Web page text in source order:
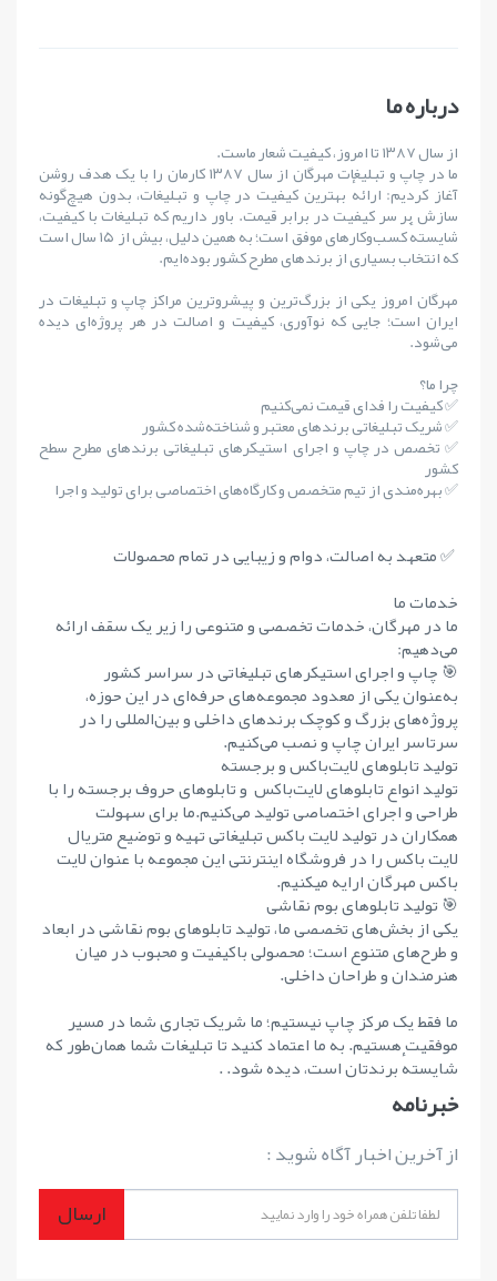
درباره ما
از سال ۱۳۸۷ تا امروز، کیفیت شعار ماست.
ما در چاپ و تبلیغات مهرگان از سال ۱۳۸۷ کارمان را با یک هدف روشن
آغاز کردیم: ارائهٔ بهترین کیفیت در چاپ و تبلیغات، بدون هیچ‌گونه
سازش بر سر کیفیت در برابر قیمت. باور داریم که تبلیغات با کیفیت،
شایستهٔ کسب‌وکارهای موفق است؛ به همین دلیل، بیش از ۱۵ سال است
که انتخاب بسیاری از برندهای مطرح کشور بوده‌ایم.
مهرگان امروز یکی از بزرگ‌ترین و پیشروترین مراکز چاپ و تبلیغات در
ایران است؛ جایی که نوآوری، کیفیت و اصالت در هر پروژه‌ای دیده
می‌شود.
چرا ما؟
✅ کیفیت را فدای قیمت نمی‌کنیم
✅ شریک تبلیغاتی برندهای معتبر و شناخته‌شده کشور
✅ تخصص در چاپ و اجرای استیکرهای تبلیغاتی برندهای مطرح سطح
کشور
✅ بهره‌مندی از تیم متخصص و کارگاه‌های اختصاصی برای تولید و اجرا
✅ متعهد به اصالت، دوام و زیبایی در تمام محصولات
خدمات ما
ما در مهرگان، خدمات تخصصی و متنوعی را زیر یک سقف ارائه
می‌دهیم:
🎯 چاپ و اجرای استیکرهای تبلیغاتی در سراسر کشور
به‌عنوان یکی از معدود مجموعه‌های حرفه‌ای در این حوزه،
پروژه‌های بزرگ و کوچک برندهای داخلی و بین‌المللی را در
سرتاسر ایران چاپ و نصب می‌کنیم.
تولید تابلوهای لایت‌باکس و برجسته
تولید انواع تابلوهای لایت‌باکس و تابلوهای حروف برجسته را با
طراحی و اجرای اختصاصی تولید می‌کنیم.ما برای سهولت
همکاران در تولید لایت باکس تبلیغاتی تهیه و توضیع متریال
لایت باکس را در فروشگاه اینترنتی این مجموعه با عنوان لایت
باکس مهرگان ارایه میکنیم.
🎯 تولید تابلوهای بوم نقاشی
یکی از بخش‌های تخصصی ما، تولید تابلوهای بوم نقاشی در ابعاد
و طرح‌های متنوع است؛ محصولی باکیفیت و محبوب در میان
هنرمندان و طراحان داخلی.
ما فقط یک مرکز چاپ نیستیم؛ ما شریک تجاری شما در مسیر
موفقیت هستیم. به ما اعتماد کنید تا تبلیغات شما همان‌طور که
شایستهٔ برندتان است، دیده شود. .
خبرنامه
از آخرین اخبار آگاه شوید :
ارسال